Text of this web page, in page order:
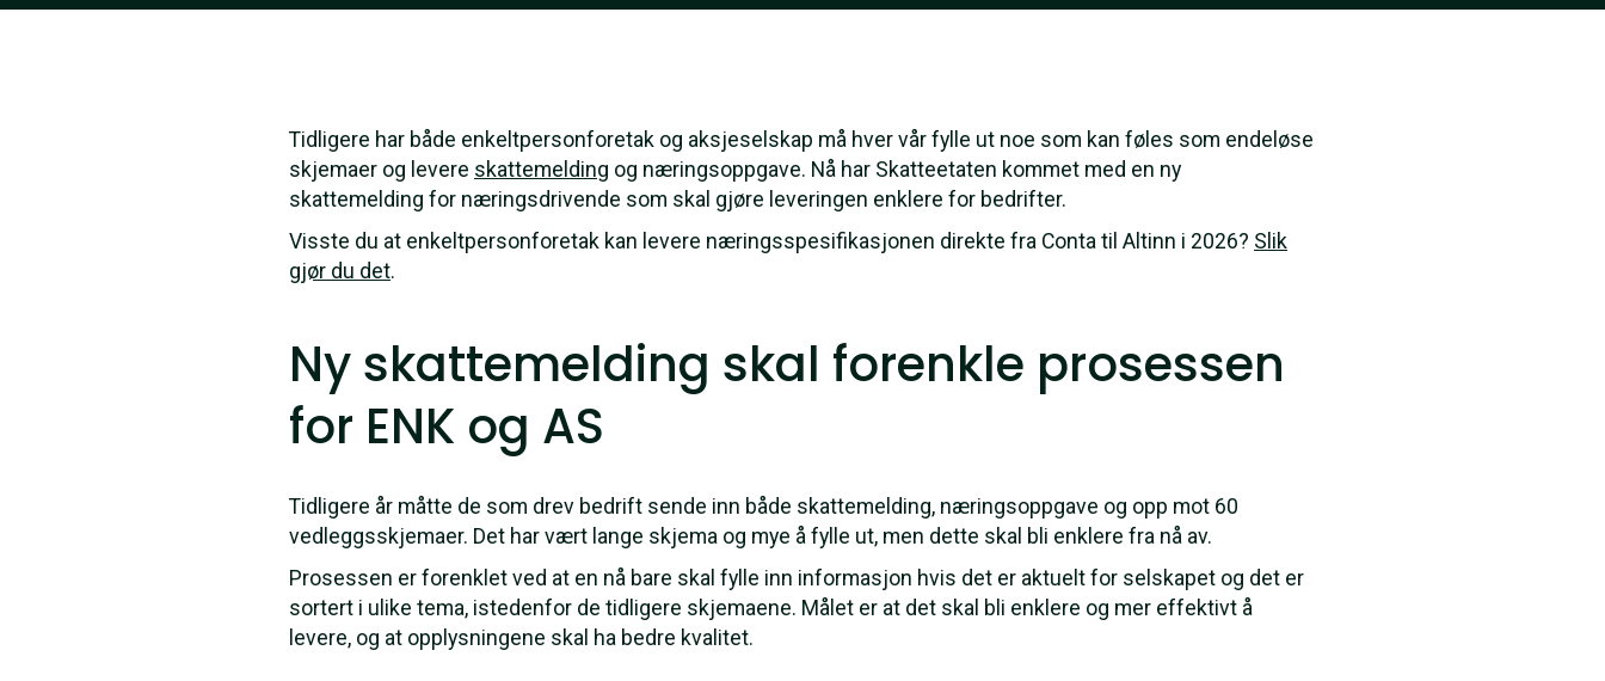
Tidligere har både enkeltpersonforetak og aksjeselskap må hver vår fylle ut noe som kan føles som endeløse
skjemaer og levere skattemelding og næringsoppgave. Nå har Skatteetaten kommet med en ny
skattemelding for næringsdrivende som skal gjøre leveringen enklere for bedrifter.
Visste du at enkeltpersonforetak kan levere næringsspesifikasjonen direkte fra Conta til Altinn i 2026? Slik
gjør du det.
Ny skattemelding skal forenkle prosessen
for ENK og AS
Tidligere år måtte de som drev bedrift sende inn både skattemelding, næringsoppgave og opp mot 60
vedleggsskjemaer. Det har vært lange skjema og mye å fylle ut, men dette skal bli enklere fra nå av.
Prosessen er forenklet ved at en nå bare skal fylle inn informasjon hvis det er aktuelt for selskapet og det er
sortert i ulike tema, istedenfor de tidligere skjemaene. Målet er at det skal bli enklere og mer effektivt å
levere, og at opplysningene skal ha bedre kvalitet.